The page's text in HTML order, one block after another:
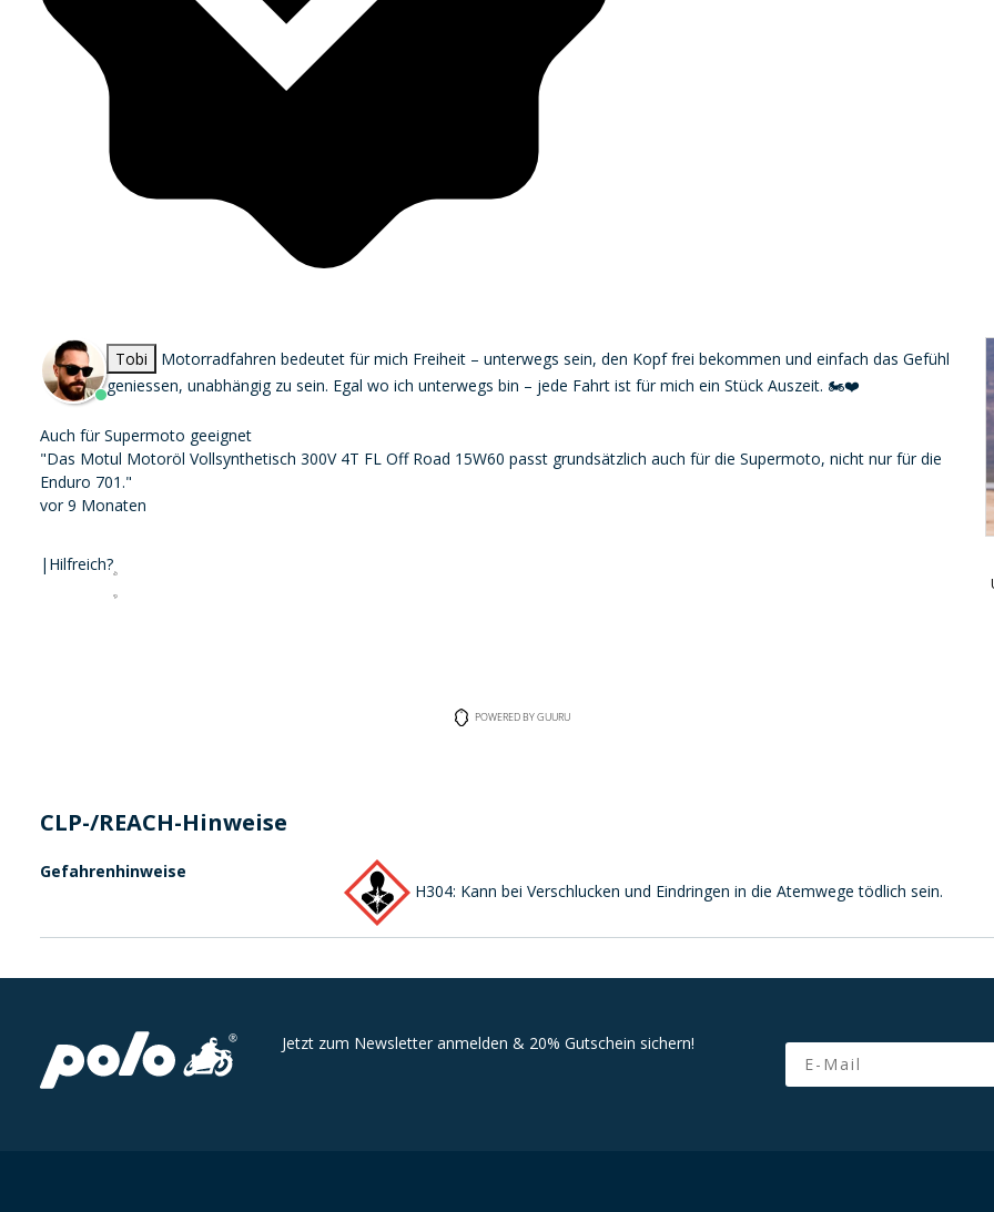
Tobi
Motorradfahren bedeutet für mich Freiheit – unterwegs sein, den Kopf frei bekommen und einfach das Gefühl
geniessen, unabhängig zu sein. Egal wo ich unterwegs bin – jede Fahrt ist für mich ein Stück Auszeit. 🏍️❤️
Auch für Supermoto geeignet
"Das Motul Motoröl Vollsynthetisch 300V 4T FL Off Road 15W60 passt grundsätzlich auch für die Supermoto, nicht nur für die
Enduro 701."
vor 9 Monaten
| Hilfreich?
POWERED BY GUURU
CLP-/REACH-Hinweise
Gefahrenhinweise
H304: Kann bei Verschlucken und Eindringen in die Atemwege tödlich sein.
Jetzt zum Newsletter anmelden & 20% Gutschein sichern! Email